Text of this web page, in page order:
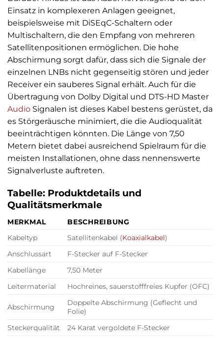
Einsatz in komplexeren Anlagen geeignet,
beispielsweise mit DiSEqC-Schaltern oder
Multischaltern, die den Empfang von mehreren
Satellitenpositionen ermöglichen. Die hohe
Abschirmung sorgt dafür, dass sich die Signale der
einzelnen LNBs nicht gegenseitig stören und jeder
Receiver ein sauberes Signal erhält. Auch für die
Übertragung von Dolby Digital und DTS-HD Master
Audio Signalen ist dieses Kabel bestens gerüstet, da
es Störgeräusche minimiert, die die Audioqualität
beeinträchtigen könnten. Die Länge von 7,50
Metern bietet dabei ausreichend Spielraum für die
meisten Installationen, ohne dass nennenswerte
Signalverluste auftreten.
Tabelle: Produktdetails und
Qualitätsmerkmale
MERKMAL
BESCHREIBUNG
Kabeltyp
Satellitenkabel (Koaxialkabel)
Anschlussart
F-Stecker auf F-Stecker
Kabellänge
7,50 Meter
Leitermaterial
Hochreines, sauerstofffreies Kupfer (OFC)
Abschirmung
Doppelte Abschirmung (Geflecht und
Folie)
Steckerqualität
24 Karat vergoldete F-Stecker